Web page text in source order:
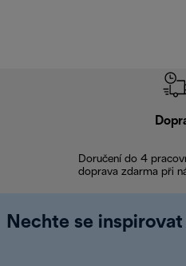
Doručení do 4
doprava zdarma při
Nechte se